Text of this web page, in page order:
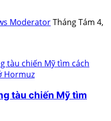
ModeratorTháng Tám 4,
tàu chiến Mỹ tìm